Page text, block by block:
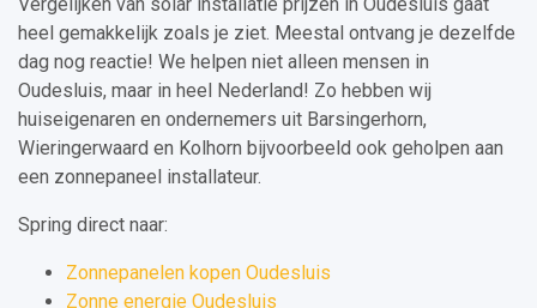
Vergelijken van solar installatie prijzen in Oudesluis gaat
heel gemakkelijk zoals je ziet. Meestal ontvang je dezelfde
dag nog reactie! We helpen niet alleen mensen in
Oudesluis, maar in heel Nederland! Zo hebben wij
huiseigenaren en ondernemers uit Barsingerhorn,
Wieringerwaard en Kolhorn bijvoorbeeld ook geholpen aan
een zonnepaneel installateur.
Spring direct naar:
Zonnepanelen kopen Oudesluis
Zonne energie Oudesluis